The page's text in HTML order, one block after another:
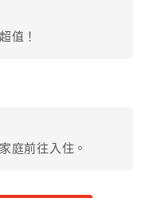
提出申辦，視同無條
訂飯店使用）
原訂單費用總計時，
值！
庭前往入住。